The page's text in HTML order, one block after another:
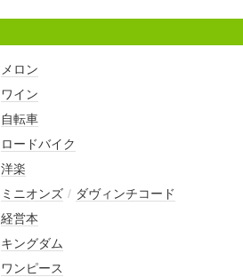
メロン
ワイン
自転車
ロードバイク
洋楽
ミニオンズ / ダヴィンチコード
経営本
キングダム
ワンピース